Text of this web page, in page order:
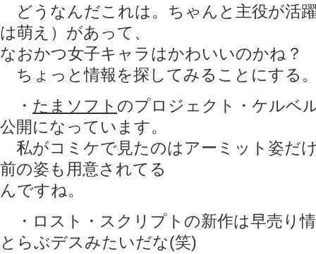
どうなんだこれは。ちゃんと主役が活
は萌え）があって、
なおかつ女子キャラはかわいいのかね？
ちょっと情報を探してみることにする
・ たまソフト のプロジェクト・ケルベ
公開になっています。
私がコミケで見たのはアーミット姿だ
前の姿も用意されてる
んですね。
・ロスト・スクリプトの新作は早売り
とらぶデスみたいだな(笑)